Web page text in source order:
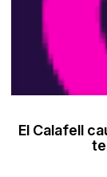
El Calafell